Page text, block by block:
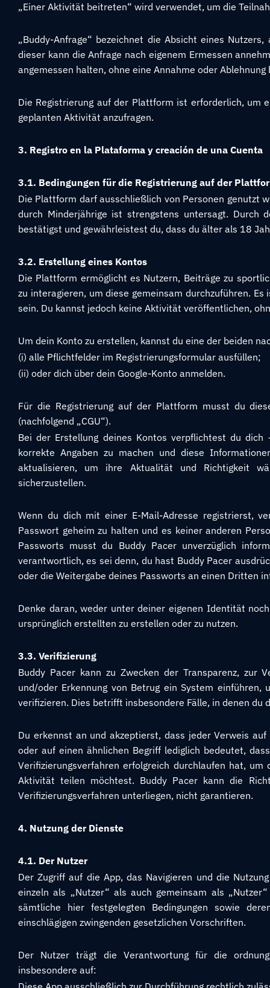
„Einer Aktivität beitreten“ wird verwendet, um die
„Buddy-Anfrage“ bezeichnet die Absicht eines
dieser kann die Anfrage nach eigenem Ermessen
angemessen halten, ohne eine Annahme oder Ablehnung
Die Registrierung auf der Plattform ist erforderlich,
geplanten Aktivität anzufragen.
3. Registro en la Plataforma y creación de una Cuenta
3.1. Bedingungen für die Registrierung auf der
Die Plattform darf ausschließlich von Personen genutzt
durch Minderjährige ist strengstens untersagt. Durch
bestätigst und gewährleistest du, dass du älter als 18
3.2. Erstellung eines Kontos
Die Plattform ermöglicht es Nutzern, Beiträge zu
zu interagieren, um diese gemeinsam durchzuführen.
sein. Du kannst jedoch keine Aktivität veröffentlichen,
Um dein Konto zu erstellen, kannst du eine der beiden
(i) alle Pflichtfelder im Registrierungsformular ausfüllen;
(ii) oder dich über dein Google-Konto anmelden.
Für die Registrierung auf der Plattform musst du
(nachfolgend „CGU“).
Bei der Erstellung deines Kontos verpflichtest du
korrekte Angaben zu machen und diese
aktualisieren, um ihre Aktualität und Richtigkeit
sicherzustellen.
Wenn du dich mit einer E-Mail-Adresse registrierst,
Passwort geheim zu halten und es keiner anderen
Passworts musst du Buddy Pacer unverzüglich
verantwortlich, es sei denn, du hast Buddy Pacer
oder die Weitergabe deines Passworts an einen Dritten
Denke daran, weder unter deiner eigenen Identität
ursprünglich erstellten zu erstellen oder zu nutzen.
3.3. Verifizierung
Buddy Pacer kann zu Zwecken der Transparenz, zur
und/oder Erkennung von Betrug ein System
verifizieren. Dies betrifft insbesondere Fälle, in denen du
Du erkennst an und akzeptierst, dass jeder Verweis
oder auf einen ähnlichen Begriff lediglich bedeutet,
Verifizierungsverfahren erfolgreich durchlaufen hat,
Aktivität teilen möchtest. Buddy Pacer kann die
Verifizierungsverfahren unterliegen, nicht garantieren.
4. Nutzung der Dienste
4.1. Der Nutzer
Der Zugriff auf die App, das Navigieren und die
einzeln als „Nutzer“ als auch gemeinsam als
sämtliche hier festgelegten Bedingungen sowie
einschlägigen zwingenden gesetzlichen Vorschriften.
Der Nutzer trägt die Verantwortung für die
insbesondere auf: